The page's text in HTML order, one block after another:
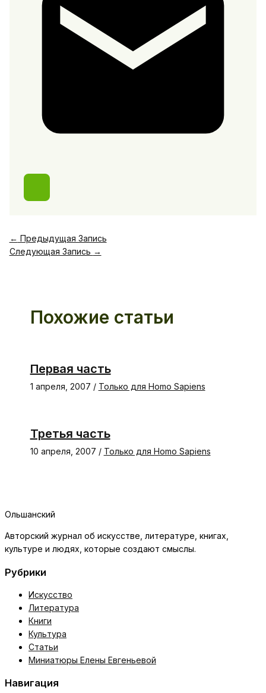
← Предыдущая Запись
Следующая Запись →
Похожие статьи
Первая часть
1 апреля, 2007 / Только для Homo Sapiens
Третья часть
10 апреля, 2007 / Только для Homo Sapiens
Ольшанский
Авторский журнал об искусстве, литературе, книгах,
культуре и людях, которые создают смыслы.
Рубрики
Искусство
Литература
Книги
Культура
Статьи
Миниатюры Елены Евгеньевой
Навигация